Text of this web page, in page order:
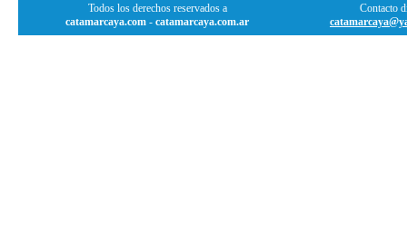
Todos los derechos reservados a
catamarcaya.com - catamarcaya.com.ar
Contacto